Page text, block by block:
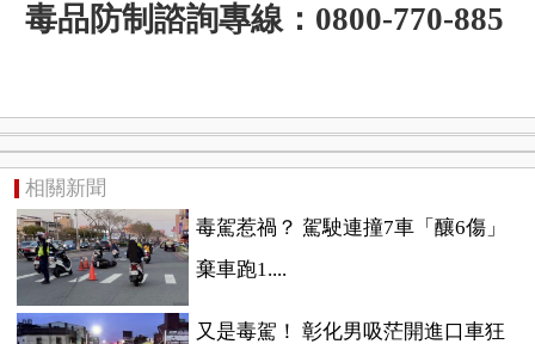
毒品防制諮詢專線：0800-770-885
相關新聞
毒駕惹禍？ 駕駛連撞7車「釀6傷」
棄車跑1....
又是毒駕！ 彰化男吸茫開進口車狂